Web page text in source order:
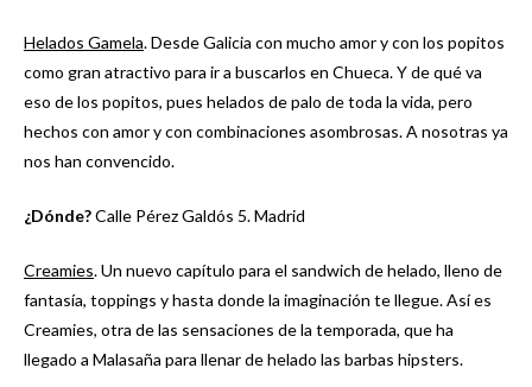
Helados Gamela. Desde Galicia con mucho amor y con los popitos
como gran atractivo para ir a buscarlos en Chueca. Y de qué va
eso de los popitos, pues helados de palo de toda la vida, pero
hechos con amor y con combinaciones asombrosas. A nosotras ya
nos han convencido.
¿Dónde?Calle Pérez Galdós 5. Madrid
Creamies. Un nuevo capítulo para el sandwich de helado, lleno de
fantasía, toppings y hasta donde la imaginación te llegue. Así es
Creamies, otra de las sensaciones de la temporada, que ha
llegado a Malasaña para llenar de helado las barbas hipsters.